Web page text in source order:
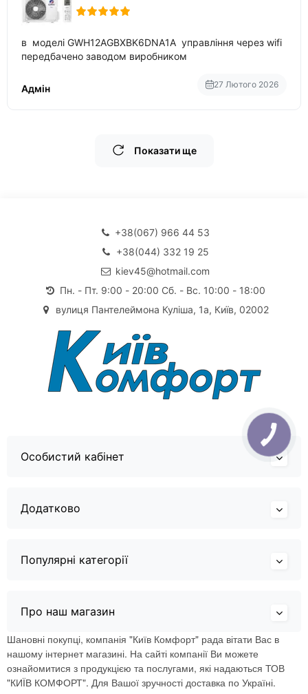
в моделі GWH12AGBXBK6DNA1A управління через wifi
передбачено заводом виробником
Адмін 27 Лютого 2026
Показати ще
+38(067) 966 44 53
+38(044) 332 19 25
kiev45@hotmail.com
Пн. - Пт. 9:00 - 20:00 Сб. - Вс. 10:00 - 18:00
вулиця Пантелеймона Куліша, 1а, Київ, 02002
Особистий кабінет
Додатково
Популярні категорії
Про наш магазин
Шановні покупці, компанія "Київ Комфорт" рада вітати Вас в
нашому інтернет магазині. На сайті компанії Ви можете
ознайомитися з продукцією та послугами, які надаються ТОВ
"КИЇВ КОМФОРТ". Для Вашої зручності доставка по Україні.